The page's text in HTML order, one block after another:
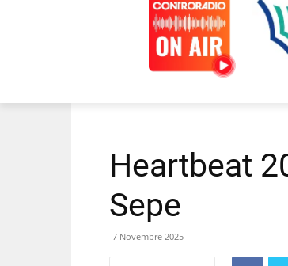
Heartbeat
Sepe
7 Novembre 2025